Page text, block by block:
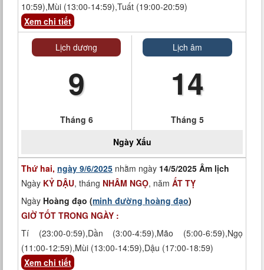
10:59),Mùi (13:00-14:59),Tuất (19:00-20:59)
Xem chi tiết
Lịch dương
9
Tháng 6
Lịch âm
14
Tháng 5
Ngày Xấu
Thứ hai, ngày 9/6/2025 nhằm ngày 14/5/2025 Âm lịch
Ngày KỶ DẬU, tháng NHÂM NGỌ, năm ẤT TỴ
Ngày Hoàng đạo (minh đường hoàng đạo)
GIỜ TỐT TRONG NGÀY :
Tí (23:00-0:59),Dần (3:00-4:59),Mão (5:00-6:59),Ngọ
(11:00-12:59),Mùi (13:00-14:59),Dậu (17:00-18:59)
Xem chi tiết